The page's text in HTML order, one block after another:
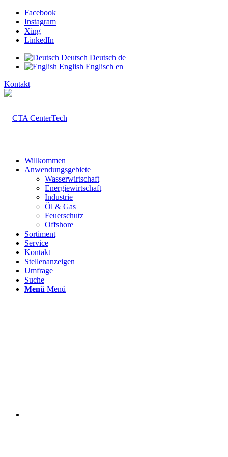
Facebook
Instagram
Xing
LinkedIn
Deutsch Deutsch de
English Englisch en
Kontakt
Willkommen
Anwendungsgebiete
Wasserwirtschaft
Energiewirtschaft
Industrie
Öl & Gas
Feuerschutz
Offshore
Sortiment
Service
Kontakt
Stellenanzeigen
Umfrage
Suche
Menü Menü